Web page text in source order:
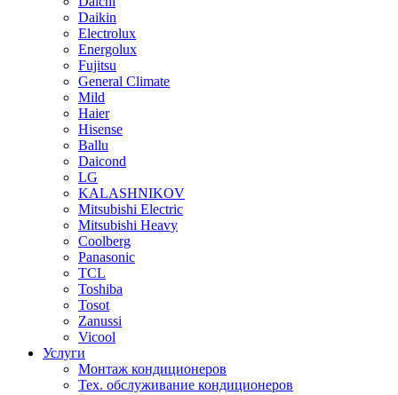
Daikin
Electrolux
Energolux
Fujitsu
General Climate
Mild
Haier
Hisense
Ballu
Daicond
LG
KALASHNIKOV
Mitsubishi Electric
Mitsubishi Heavy
Сoolberg
Panasonic
TCL
Toshiba
Tosot
Zanussi
Vicool
Услуги
Монтаж кондиционеров
Тех. обслуживание кондиционеров